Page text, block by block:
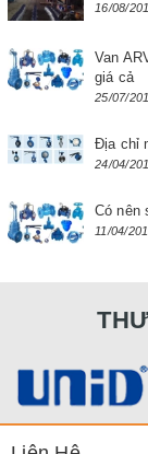
16/08/
Van
giá cả
25/07/
Địa chỉ
24/04/
Có nên
11/04/